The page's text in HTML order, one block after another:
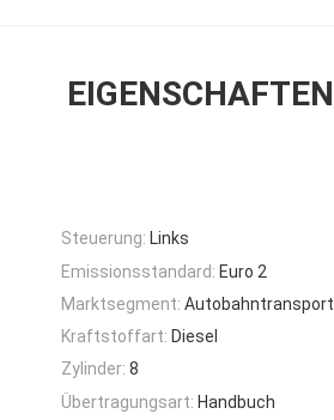
EIGENSCHAFTEN
Steuerung: Links
Emissionsstandard: Euro 2
Marktsegment: Autobahntransport
Kraftstoffart: Diesel
Zylinder: 8
Übertragungsart: Handbuch